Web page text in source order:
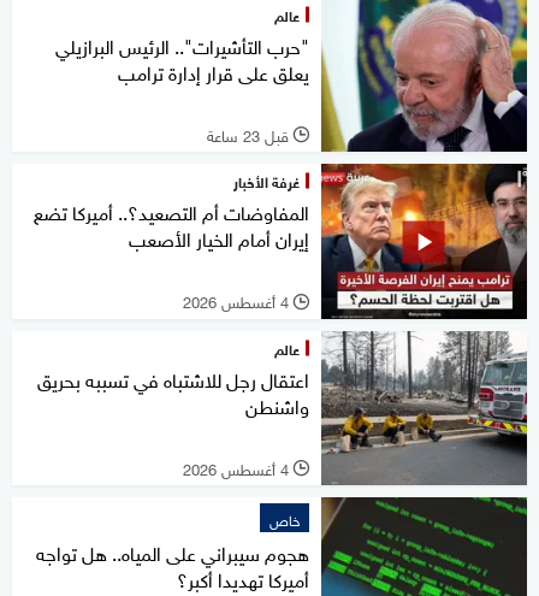
عالم
"حرب التأشيرات".. الرئيس البرازيلي
يعلق على قرار إدارة ترامب
l قبل 23 ساعة
غرفة الأخبار
المفاوضات أم التصعيد؟.. أميركا تضع
إيران أمام الخيار الأصعب
l 4 أغسطس 2026
عالم
اعتقال رجل للاشتباه في تسببه بحريق
واشنطن
l 4 أغسطس 2026
خاص
هجوم سيبراني على المياه.. هل تواجه
أميركا تهديدا أكبر؟